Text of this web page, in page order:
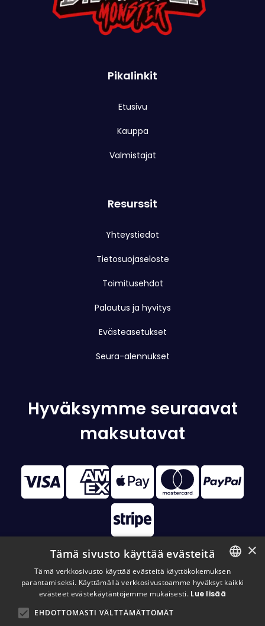
Pikalinkit
Etusivu
Kauppa
Valmistajat
Resurssit
Yhteystiedot
Tietosuojaseloste
Toimitusehdot
Palautus ja hyvitys
Evästeasetukset
Seura-alennukset
Hyväksymme seuraavat
maksutavat
© 2026 Disc Golf Monster All Rights Reserved
FINNISH
×
Tämä sivusto käyttää evästeitä
Tämä verkkosivusto käyttää evästeitä käyttökokemuksen
parantamiseksi. Käyttämällä verkkosivustoamme hyväksyt kaikki
evästeet evästekäytäntöjemme mukaisesti. Lue lisää
EHDOTTOMASTI VÄLTTÄMÄTTÖMÄT